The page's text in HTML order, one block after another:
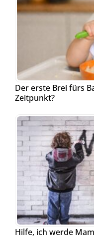
Der erste Brei fürs
Zeitpunkt?
Hilfe, ich werde